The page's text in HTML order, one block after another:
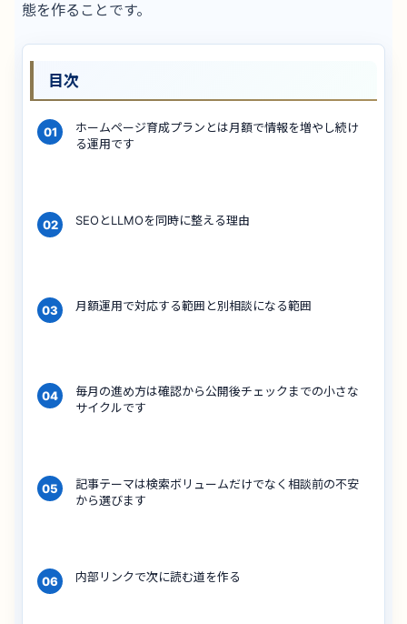
態を作ることです。
目次
01
ホームページ育成プランとは月額で情報を増やし続け
る運用です
02 SEOとLLMOを同時に整える理由
03 月額運用で対応する範囲と別相談になる範囲
04
毎月の進め方は確認から公開後チェックまでの小さな
サイクルです
05
記事テーマは検索ボリュームだけでなく相談前の不安
から選びます
06 内部リンクで次に読む道を作る